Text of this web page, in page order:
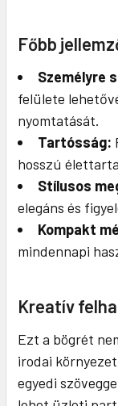
Főbb
Személyre
felülete
nyomtatását.
Tartósság:
hosszú
Stílusos
elegáns és
Kompakt
mindennapi
Kreatív
Ezt a bögrét
irodai
egyedi